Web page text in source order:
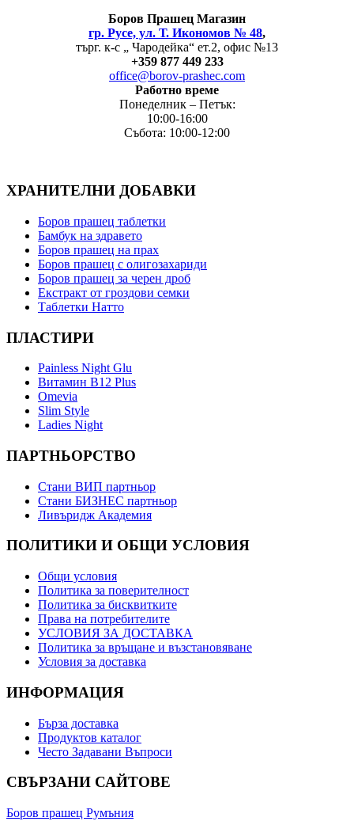
Боров Прашец Магазин
гр. Русе, ул. Т. Икономов № 48,
търг. к-с „ Чародейка“ ет.2, офис №13
+359 877 449 233
office@borov-prashec.com
Работно време
Понеделник – Петък:
10:00-16:00
Събота: 10:00-12:00
ХРАНИТЕЛНИ ДОБАВКИ
Боров прашец таблетки
Бамбук на здравето
Боров прашец на прах
Боров прашец с олигозахариди
Боров прашец за черен дроб
Екстракт от гроздови семки
Таблетки Натто
ПЛАСТИРИ
Painless Night Glu
Витамин B12 Plus
Оmevia
Slim Style
Ladies Night
ПАРТНЬОРСТВО
Стани ВИП партньор
Стани БИЗНЕС партньор
Ливъридж Академия
ПОЛИТИКИ И ОБЩИ УСЛОВИЯ
Общи условия
Политика за поверителност
Политика за бисквитките
Права на потребителите
УСЛОВИЯ ЗА ДОСТАВКА
Политика за връщане и възстановяване
Условия за доставка
ИНФОРМАЦИЯ
Бърза доставка
Продуктов каталог
Често Задавани Въпроси
СВЪРЗАНИ САЙТОВЕ
Боров прашец Румъния